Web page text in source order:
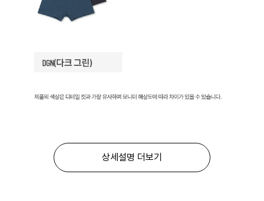
상세설명 더보기